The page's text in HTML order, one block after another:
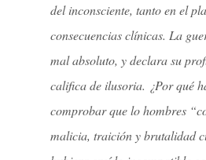
del inconsciente, tanto en el
consecuencias clínicas. La
mal absoluto, y declara su
califica de ilusoria. ¿Por qué
comprobar que lo hombres
malicia, traición y brutalidad